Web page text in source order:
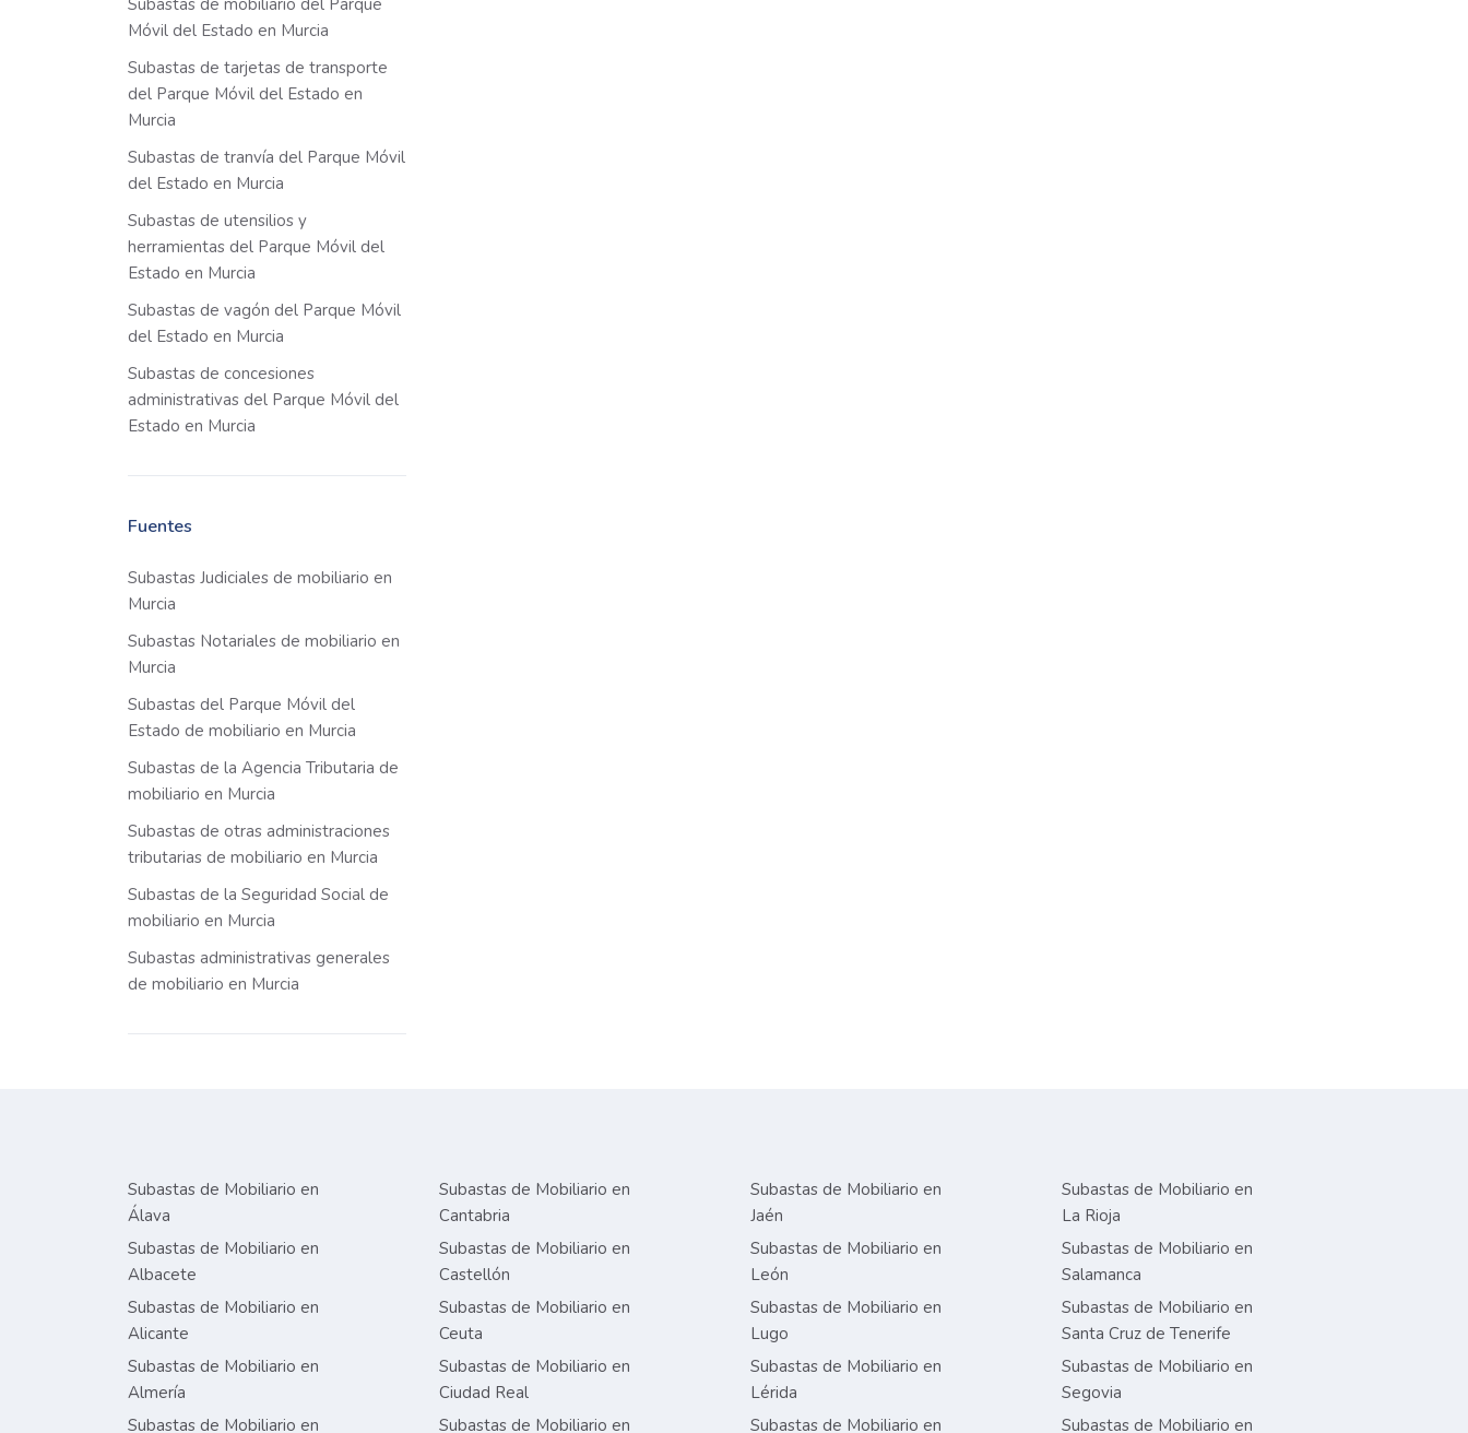
Subastas de mobiliario del Parque
Móvil del Estado en Murcia
Subastas de tarjetas de transporte
del Parque Móvil del Estado en
Murcia
Subastas de tranvía del Parque Móvil
del Estado en Murcia
Subastas de utensilios y
herramientas del Parque Móvil del
Estado en Murcia
Subastas de vagón del Parque Móvil
del Estado en Murcia
Subastas de concesiones
administrativas del Parque Móvil del
Estado en Murcia
Fuentes
Subastas Judiciales de mobiliario en
Murcia
Subastas Notariales de mobiliario en
Murcia
Subastas del Parque Móvil del
Estado de mobiliario en Murcia
Subastas de la Agencia Tributaria de
mobiliario en Murcia
Subastas de otras administraciones
tributarias de mobiliario en Murcia
Subastas de la Seguridad Social de
mobiliario en Murcia
Subastas administrativas generales
de mobiliario en Murcia
Subastas de Mobiliario en
Álava
Subastas de Mobiliario en
Albacete
Subastas de Mobiliario en
Alicante
Subastas de Mobiliario en
Almería
Subastas de Mobiliario en
Subastas de Mobiliario en
Cantabria
Subastas de Mobiliario en
Castellón
Subastas de Mobiliario en
Ceuta
Subastas de Mobiliario en
Ciudad Real
Subastas de Mobiliario en
Subastas de Mobiliario en
Jaén
Subastas de Mobiliario en
León
Subastas de Mobiliario en
Lugo
Subastas de Mobiliario en
Lérida
Subastas de Mobiliario en
Subastas de Mobiliario en
La Rioja
Subastas de Mobiliario en
Salamanca
Subastas de Mobiliario en
Santa Cruz de Tenerife
Subastas de Mobiliario en
Segovia
Subastas de Mobiliario en